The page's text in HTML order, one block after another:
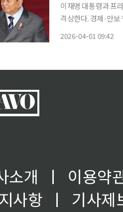
이재명 대통령과 프
격상한다. 경제·안
2026-04-01 09:42
소개 ㅣ
이용약
사항
ㅣ
기사제